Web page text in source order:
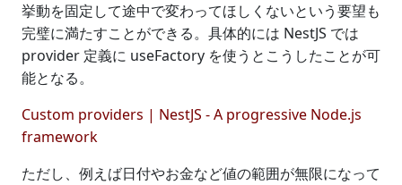
挙動を固定して途中で変わってほしくないという要望も
完璧に満たすことができる。具体的には NestJS では
provider 定義に useFactory を使うとこうしたことが可
能となる。
Custom providers | NestJS - A progressive Node.js
framework
ただし、例えば日付やお金など値の範囲が無限になって